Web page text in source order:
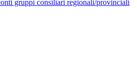
gruppi consiliari regionali/provinciali